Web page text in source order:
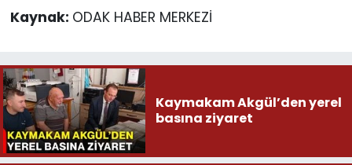
Kaynak: ODAK HABER MERKEZİ
Kaymakam Akgül’den yerel
basına ziyaret